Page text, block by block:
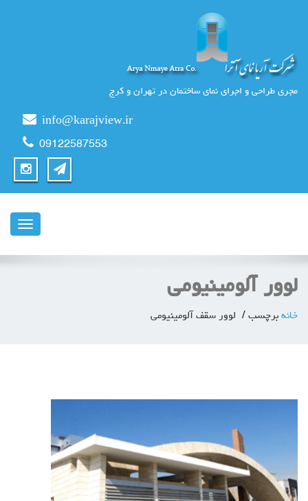
مجری طراحی و اجرای نمای ساختمان در تهران و کرج
info@karajview.ir
09122587553
ناوبری
لوور آلومینیومی
خانه برچسب لوور سقف آلومینیومی